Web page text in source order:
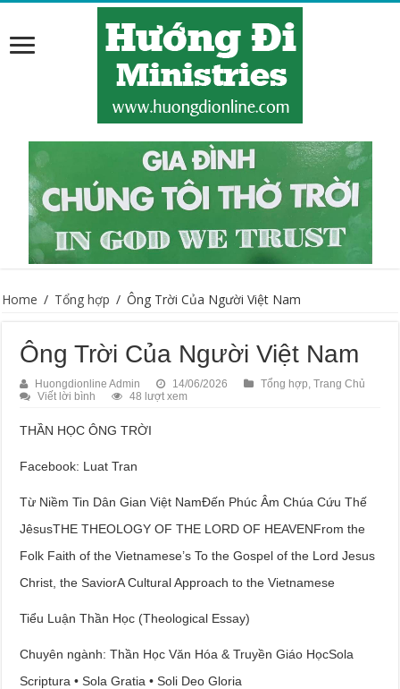
Home / Tổng hợp / Ông Trời Của Người Việt Nam
Ông Trời Của Người Việt Nam
Huongdionline Admin 14/06/2026 Tổng hợp,Trang Chủ
Viết lời bình
48 lượt xem
THẦN HỌC ÔNG TRỜI
Facebook: Luat Tran
Từ Niềm Tin Dân Gian Việt NamĐến Phúc Âm Chúa Cứu Thế
JêsusTHE THEOLOGY OF THE LORD OF HEAVENFrom the
Folk Faith of the Vietnamese’s To the Gospel of the Lord Jesus
Christ, the SaviorA Cultural Approach to the Vietnamese
Tiểu Luận Thần Học (Theological Essay)
Chuyên ngành: Thần Học Văn Hóa & Truyền Giáo HọcSola
Scriptura • Sola Gratia • Soli Deo Gloria